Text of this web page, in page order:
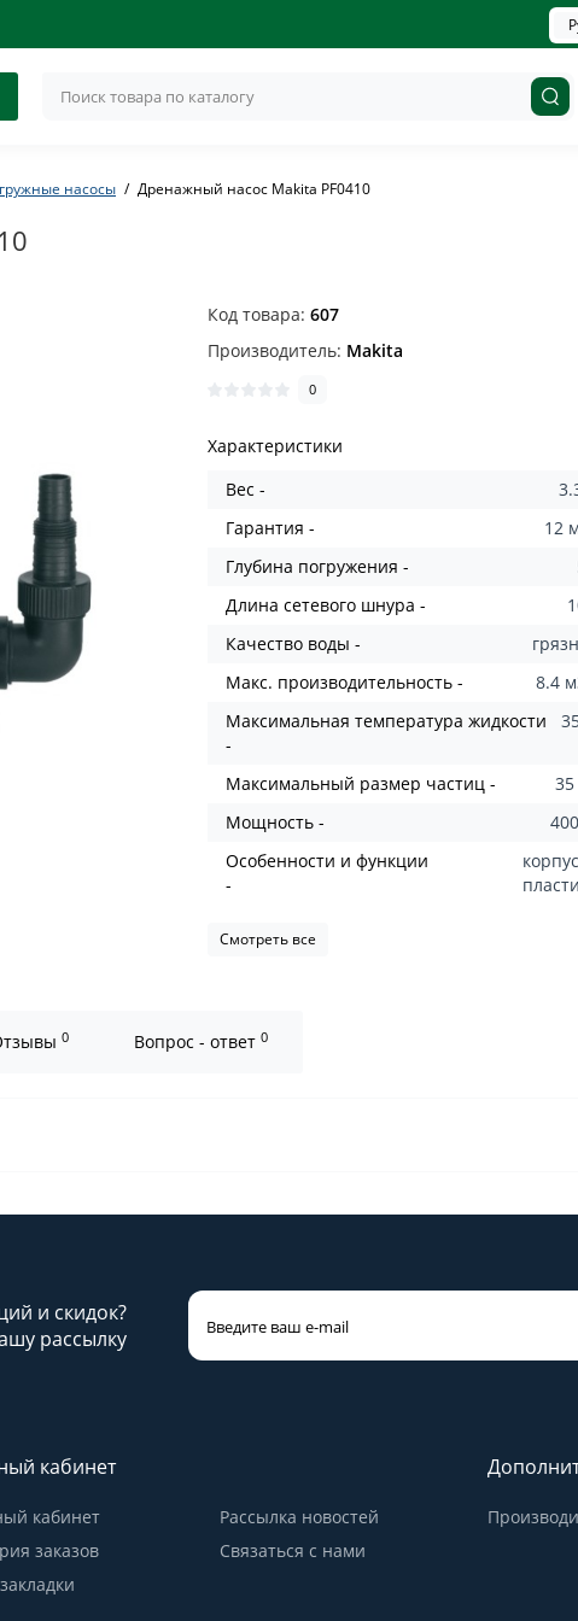
насосы Дренажный насос Makita PF0410
Код товара:607
Производитель: Makita
0
Характеристики
Вес -
Гарантия -
12
Глубина погружения -
Длина сетевого шнура -
Качество воды -
Макс. производительность -
8.4
Максимальная температура жидкости
-
Максимальный размер частиц -
Мощность -
Особенности и функции
-
Смотреть все
0 Вопрос - ответ 0
и скидок?
рассылку
кабинет
кабинет
заказов
Рассылка новостей
Связаться с нами